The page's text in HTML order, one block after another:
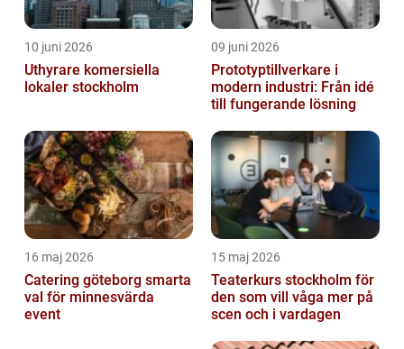
10 juni 2026
Uthyrare komersiella
lokaler stockholm
09 juni 2026
Prototyptillverkare i
modern industri: Från idé
till fungerande lösning
16 maj 2026
Catering göteborg smarta
val för minnesvärda
event
15 maj 2026
Teaterkurs stockholm för
den som vill våga mer på
scen och i vardagen